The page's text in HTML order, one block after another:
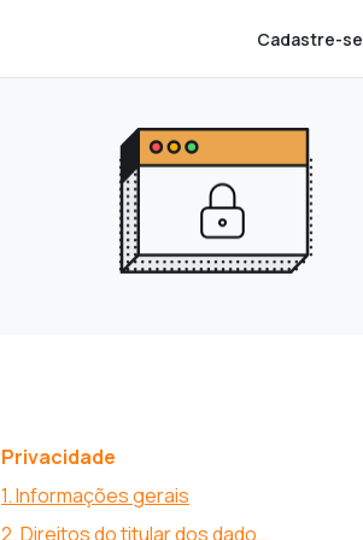
Cadastre-se
Privacidade
1. Informações gerais
2. Direitos do titular dos dados